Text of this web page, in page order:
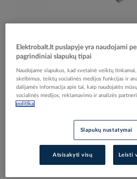
the
beginning
Profilis LED v/t tiesus 2m
14x7mm - GTV
Prisijunkite,
Elektrobalt.lt puslapyje yra naudojami
pagrindiniai slapukų tipai
Naudojame slapukus, kad svetainė veiktų
skelbimus, teiktų socialinės medijos funkcijas ir
dalijamės informacija apie tai, kaip naudojatės
socialinės medijos, reklamavimo ir analizės
politika
Slapukų nustatymai
Atsisakyti visų Leisti